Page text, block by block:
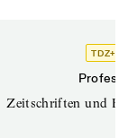
TDZ+
Zeitschriften und